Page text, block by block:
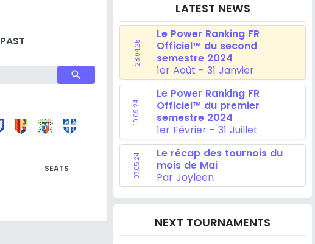
PAST
search
SEATS
LATEST NEWS
28.04.25
Le Power Ranking FR
Officiel™ du second
semestre 2024
1er Août - 31 Janvier
10.09.24
Le Power Ranking FR
Officiel™ du premier
semestre 2024
1er Février - 31 Juillet
07.05.24
Le récap des tournois du
mois de Mai
Par Joyleen
NEXT TOURNAMENTS